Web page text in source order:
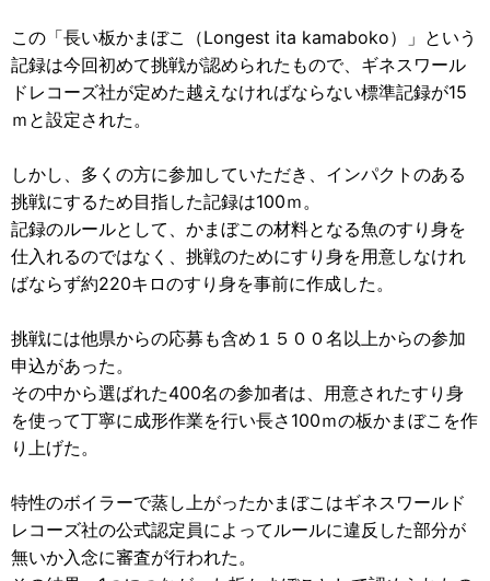
この「長い板かまぼこ（Longest ita kamaboko）」という
記録は今回初めて挑戦が認められたもので、ギネスワール
ドレコーズ社が定めた越えなければならない標準記録が15
ｍと設定された。
しかし、多くの方に参加していただき、インパクトのある
挑戦にするため目指した記録は100ｍ。
記録のルールとして、かまぼこの材料となる魚のすり身を
仕入れるのではなく、挑戦のためにすり身を用意しなけれ
ばならず約220キロのすり身を事前に作成した。
挑戦には他県からの応募も含め１５００名以上からの参加
申込があった。
その中から選ばれた400名の参加者は、用意されたすり身
を使って丁寧に成形作業を行い長さ100ｍの板かまぼこを作
り上げた。
特性のボイラーで蒸し上がったかまぼこはギネスワールド
レコーズ社の公式認定員によってルールに違反した部分が
無いか入念に審査が行われた。